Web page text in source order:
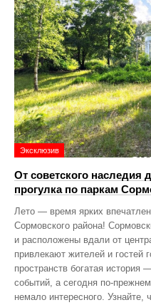
Эксклюзив
От советского наследия
прогулка по паркам
Лето — время ярких
Сормовского района!
и расположены вдали от
привлекают жителей и гостей
пространств богатая история
событий, а сегодня
немало интересного.